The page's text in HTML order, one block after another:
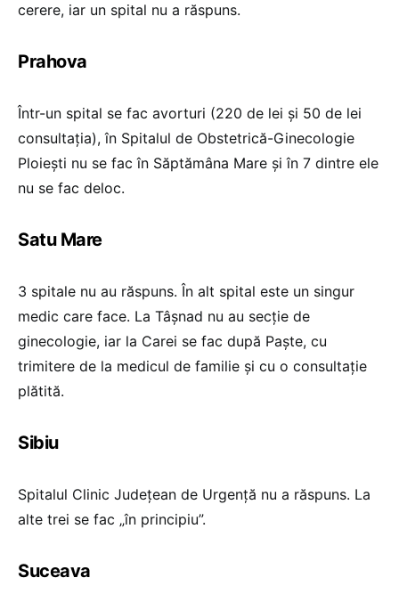
cerere, iar un spital nu a răspuns.
Prahova
Într-un spital se fac avorturi (220 de lei și 50 de lei
consultația), în Spitalul de Obstetrică-Ginecologie
Ploiești nu se fac în Săptămâna Mare și în 7 dintre ele
nu se fac deloc.
Satu Mare
3 spitale nu au răspuns. În alt spital este un singur
medic care face. La Tâșnad nu au secție de
ginecologie, iar la Carei se fac după Paște, cu
trimitere de la medicul de familie și cu o consultație
plătită.
Sibiu
Spitalul Clinic Județean de Urgență nu a răspuns. La
alte trei se fac „în principiu”.
Suceava